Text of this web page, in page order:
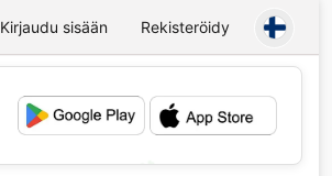
Kirjaudu sisään Rekisteröidy
💕